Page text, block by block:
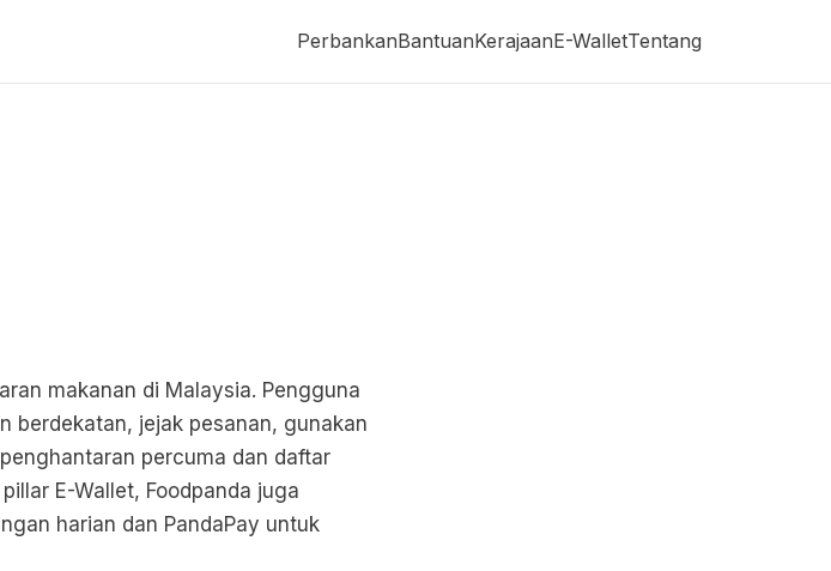
PerbankanBantuanKerajaanE-WalletTentang
makanan di Malaysia. Pengguna
berdekatan, jejak pesanan, gunakan
percuma dan daftar
E-Wallet, Foodpanda juga
harian dan PandaPay untuk